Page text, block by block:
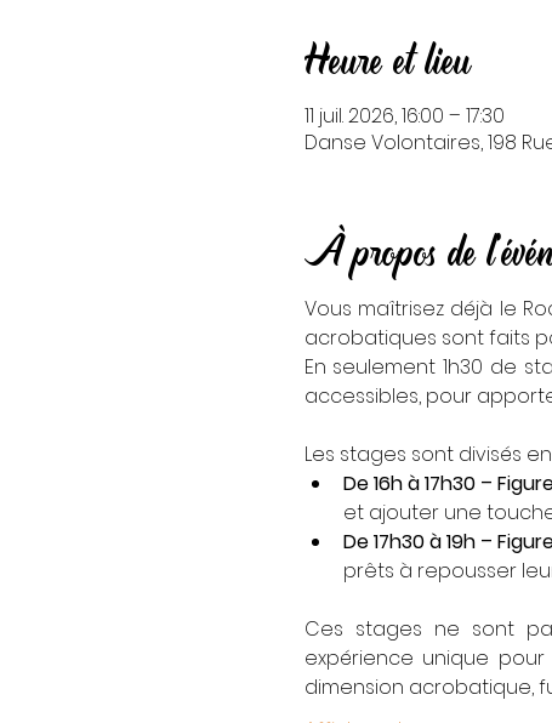
Heure et lieu
11 juil. 2026, 16:00 – 17:30
Danse Volontaires, 198
À propos de
Vous maîtrisez déjà le
acrobatiques sont faits
En seulement 1h30 de
accessibles, pour
Les stages sont divisés
De 16h à 17h30 –
et ajouter une
De 17h30 à 19h –
prêts à repousser
Ces stages ne sont
expérience unique
dimension acrobatique,